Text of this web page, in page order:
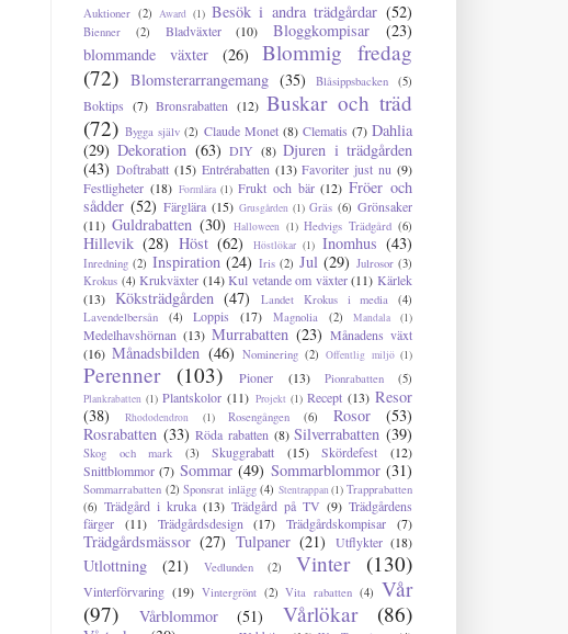
Auktioner (2) Award (1) Besök i andra trädgårdar (52)
Bienner (2) Bladväxter (10) Bloggkompisar
(23)
blommande växter
(26)
Blommig fredag
(72) Blomsterarrangemang (35) Blåsippsbacken (5)
Boktips (7) Bronsrabatten (12) Buskar och träd
(72) Bygga själv (2) Claude Monet (8) Clematis (7) Dahlia
(29) Dekoration (63) DIY (8) Djuren i trädgården
(43) Doftrabatt (15) Entrérabatten (13) Favoriter just nu (9)
Festligheter (18) Formlära (1) Frukt och bär (12) Fröer och
sådder (52) Färglära (15) Grusgården (1) Gräs (6) Grönsaker
(11) Guldrabatten (30) Halloween (1) Hedvigs Trädgård (6)
Hillevik (28) Höst (62) Höstlökar (1) Inomhus (43)
Inredning (2) Inspiration (24) Iris (2) Jul (29) Julrosor (3)
Krokus (4) Krukväxter (14) Kul vetande om växter (11) Kärlek
(13) Köksträdgården (47) Landet Krokus i media
(4)
Lavendelbersån
(4) Loppis (17) Magnolia (2) Mandala (1)
Medelhavshörnan (13) Murrabatten (23) Månadens växt
(16) Månadsbilden (46) Nominering (2) Offentlig miljö (1)
Perenner (103) Pioner (13) Pionrabatten (5)
Plankrabatten (1) Plantskolor (11) Projekt (1) Recept (13) Resor
(38)
Rhododendron (1) Rosengången (6) Rosor
(53)
Rosrabatten (33) Röda rabatten (8) Silverrabatten (39)
Skog och mark (3) Skuggrabatt (15) Skördefest
(12)
Snittblommor (7) Sommar (49) Sommarblommor (31)
Sommarrabatten (2) Sponsrat inlägg (4) Stentrappan(1) Trapprabatten
(6) Trädgård i kruka (13) Trädgård på TV (9) Trädgårdens
färger
(11) Trädgårdsdesign (17) Trädgårdskompisar (7)
Trädgårdsmässor (27) Tulpaner (21) Utflykter (18)
Utlottning (21) Vedlunden (2) Vinter (130)
Vinterförvaring (19) Vintergrönt (2) Vita rabatten (4) Vår
(97)
Vårblommor (51) Vårlökar (86)